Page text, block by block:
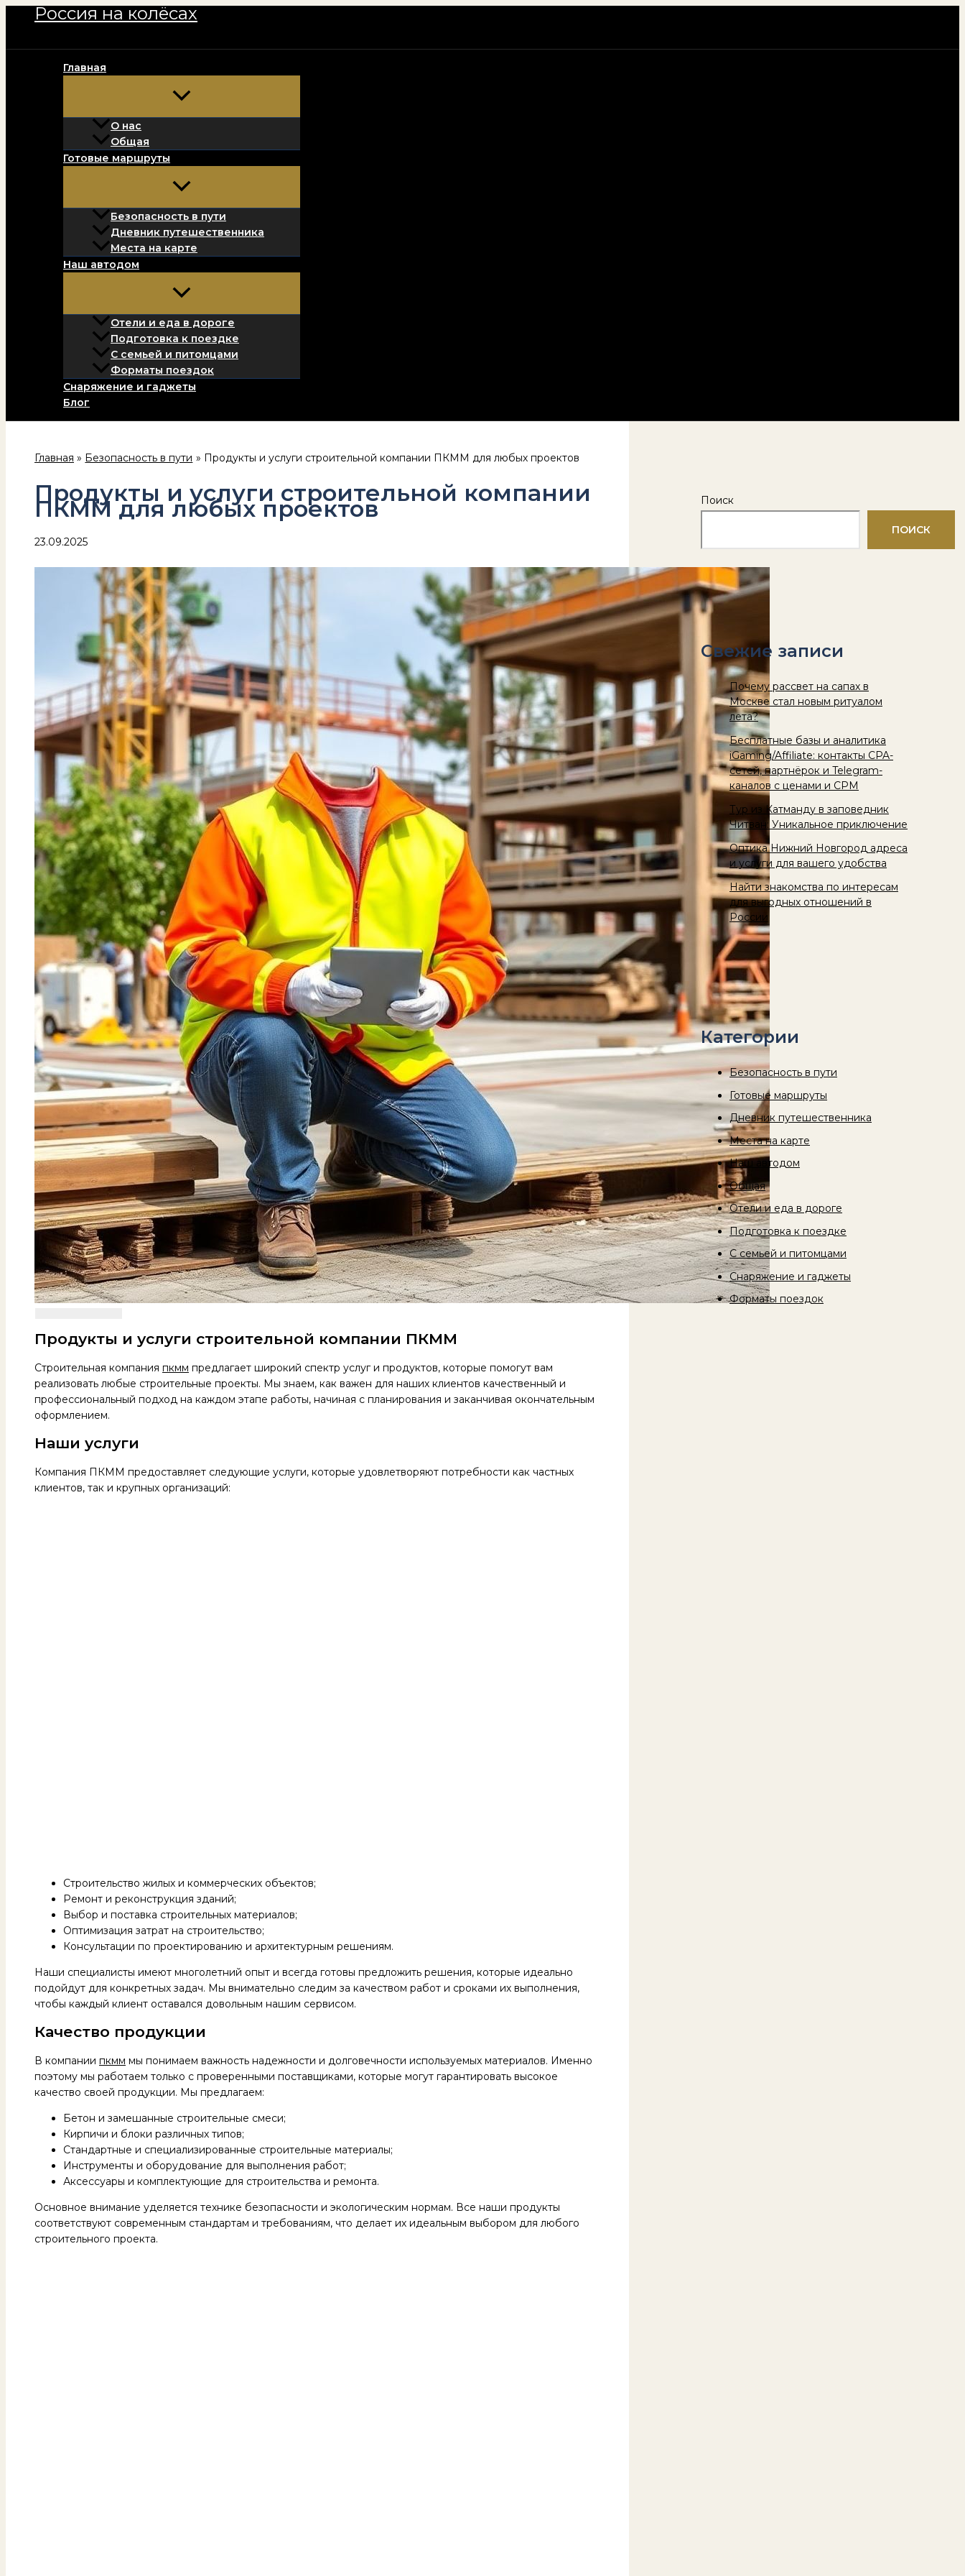
ПерейтиРоссия на колёсах
Главная
О нас
Общая
Готовые маршруты
Безопасность в пути
Дневник путешественника
Места на карте
Наш автодом
Отели и еда в дороге
Подготовка к поездке
С семьей и питомцами
Форматы поездок
Снаряжение и гаджеты
Блог
Главная Безопасность в пути Продукты и услуги строительной компании ПКММ для любых проектов
Продукты и услуги строительной компании
ПКММ для любых проектов
23.09.2025
Продукты и услуги строительной компании ПКММ
Строительная компания пкмм предлагает широкий спектр услуг и продуктов, которые помогут вам
реализовать любые строительные проекты. Мы знаем, как важен для наших клиентов качественный и
профессиональный подход на каждом этапе работы, начиная с планирования и заканчивая окончательным
оформлением.
Наши услуги
Компания ПКММ предоставляет следующие услуги, которые удовлетворяют потребности как частных
клиентов, так и крупных организаций:
Строительство жилых и коммерческих объектов;
Ремонт и реконструкция зданий;
Выбор и поставка строительных материалов;
Оптимизация затрат на строительство;
Консультации по проектированию и архитектурным решениям.
Наши специалисты имеют многолетний опыт и всегда готовы предложить решения, которые идеально
подойдут для конкретных задач. Мы внимательно следим за качеством работ и сроками их выполнения,
чтобы каждый клиент оставался довольным нашим сервисом.
Качество продукции
В компании пкмм мы понимаем важность надежности и долговечности используемых материалов. Именно
поэтому мы работаем только с проверенными поставщиками, которые могут гарантировать высокое
качество своей продукции. Мы предлагаем:
Бетон и замешанные строительные смеси;
Кирпичи и блоки различных типов;
Стандартные и специализированные строительные материалы;
Инструменты и оборудование для выполнения работ;
Аксессуары и комплектующие для строительства и ремонта.
Основное внимание уделяется технике безопасности и экологическим нормам. Все наши продукты
соответствуют современным стандартам и требованиям, что делает их идеальным выбором для любого
строительного проекта.
Поиск
ПОИСК
Свежие записи
Почему рассвет на сапах в
Москве стал новым ритуалом
лета?
Бесплатные базы и аналитика
iGaming/Affiliate: контакты CPA-
сетей, партнёрок и Telegram-
каналов с ценами и CPM
Тур из Катманду в заповедник
Читван: Уникальное приключение
Оптика Нижний Новгород адреса
и услуги для вашего удобства
Найти знакомства по интересам
для выгодных отношений в
России
Категории
Безопасность в пути
Готовые маршруты
Дневник путешественника
Места на карте
Наш автодом
Общая
Отели и еда в дороге
Подготовка к поездке
С семьей и питомцами
Снаряжение и гаджеты
Форматы поездок